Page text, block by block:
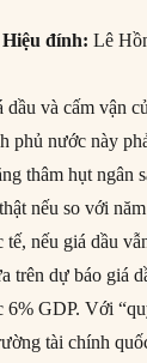
Hiệu đính: Lê
và cấm vận
phủ nước này
thâm hụt ngân
nếu so với
tế, nếu giá dầu
trên dự báo giá
6% GDP. Với
tài chính